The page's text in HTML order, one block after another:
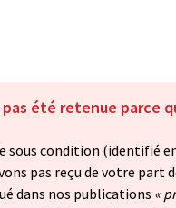
été retenue parce
condition (identifié en
pas reçu de votre part
dans nos publications «